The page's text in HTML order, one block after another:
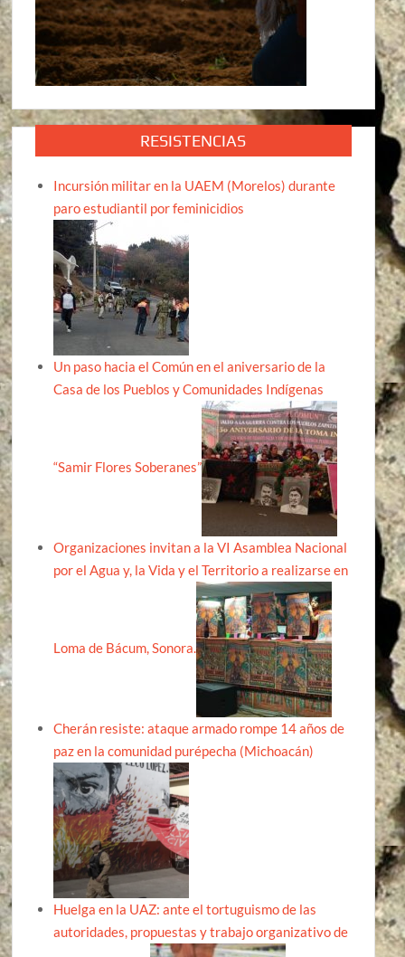
RESISTENCIAS
Incursión militar en la UAEM (Morelos) durante
paro estudiantil por feminicidios
Un paso hacia el Común en el aniversario de la
Casa de los Pueblos y Comunidades Indígenas
“Samir Flores Soberanes”
Organizaciones invitan a la VI Asamblea Nacional
por el Agua y, la Vida y el Territorio a realizarse en
Loma de Bácum, Sonora.
Cherán resiste: ataque armado rompe 14 años de
paz en la comunidad purépecha (Michoacán)
Huelga en la UAZ: ante el tortuguismo de las
autoridades, propuestas y trabajo organizativo de